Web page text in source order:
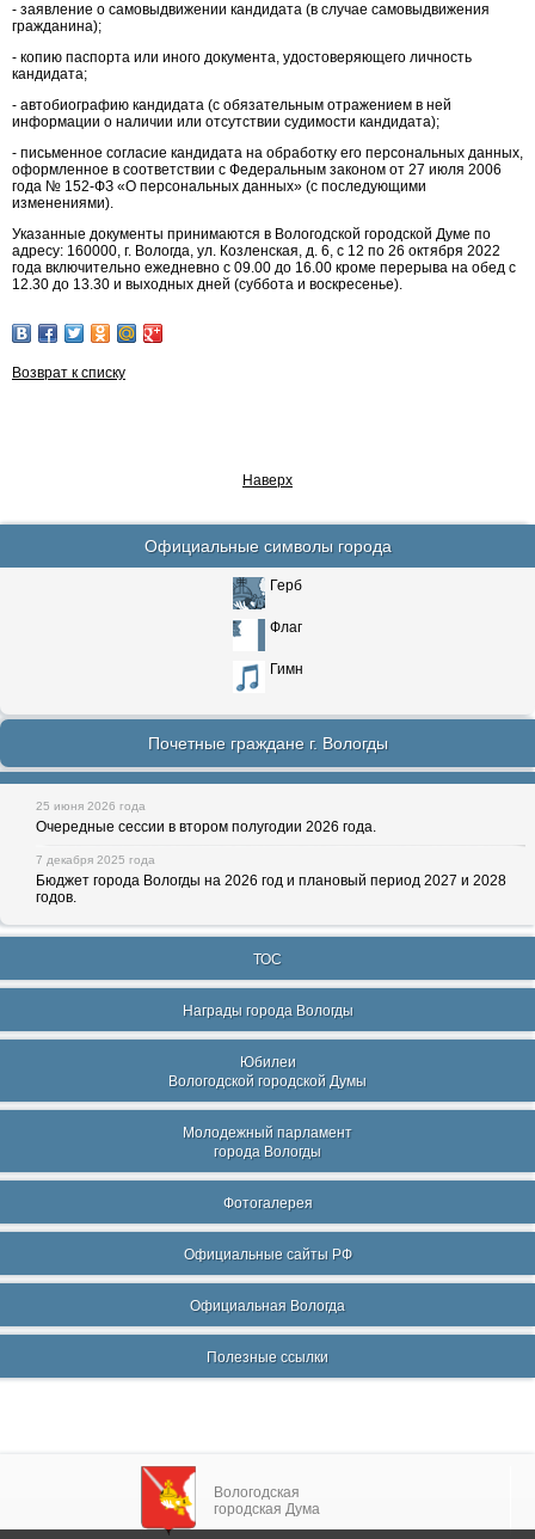
- заявление о самовыдвижении кандидата (в случае самовыдвижения
гражданина);
- копию паспорта или иного документа, удостоверяющего личность
кандидата;
- автобиографию кандидата (с обязательным отражением в ней
информации о наличии или отсутствии судимости кандидата);
- письменное согласие кандидата на обработку его персональных данных,
оформленное в соответствии с Федеральным законом от 27 июля 2006
года № 152-ФЗ «О персональных данных» (с последующими
изменениями).
Указанные документы принимаются в Вологодской городской Думе по
адресу: 160000, г. Вологда, ул. Козленская, д. 6, с 12 по 26 октября 2022
года включительно ежедневно с 09.00 до 16.00 кроме перерыва на обед с
12.30 до 13.30 и выходных дней (суббота и воскресенье).
Возврат к списку
Наверх
Официальные символы города
Герб
Флаг
Гимн
Почетные граждане г. Вологды
25 июня 2026 года
Очередные сессии в втором полугодии 2026 года.
7 декабря 2025 года
Бюджет города Вологды на 2026 год и плановый период 2027 и 2028
годов.
ТОС
Награды города Вологды
Юбилеи
Вологодской городской Думы
Молодежный парламент
города Вологды
Фотогалерея
Официальные сайты РФ
Официальная Вологда
Полезные ссылки
Вологодская
городская Дума